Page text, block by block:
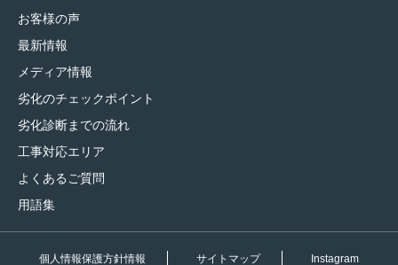
お客様の声
最新情報
メディア情報
劣化のチェックポイント
劣化診断までの流れ
工事対応エリア
よくあるご質問
用語集
個人情報保護方針情報 サイトマップ Instagram